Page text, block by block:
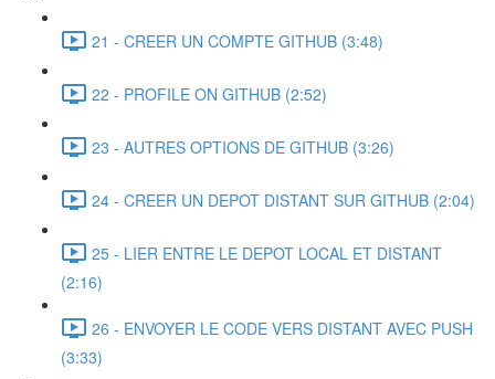
21 - CREER UN COMPTE GITHUB (3:48)
22 - PROFILE ON GITHUB (2:52)
23 - AUTRES OPTIONS DE GITHUB (3:26)
24 - CREER UN DEPOT DISTANT SUR GITHUB (2:04)
25 - LIER ENTRE LE DEPOT LOCAL ET DISTANT
(2:16)
26 - ENVOYER LE CODE VERS DISTANT AVEC PUSH
(3:33)